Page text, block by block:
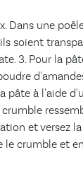
Dans une
soient
3. Pour la
pâte à l'aide
et versez
le crumble et